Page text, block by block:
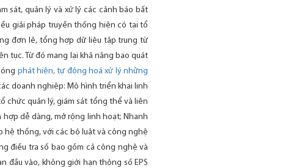
sát, quản lý và xử lý các cảnh báo bất
giải pháp truyền thống hiện có tại tổ
đơn lẻ, tổng hợp dữ liệu tập trung từ
tục. Từ đó mang lại khả năng bao quát
phát hiện, tự động hoá xử lý những
doanh nghiệp: Mô hình triển khai linh
chức quản lý, giám sát tổng thể và liên
dễ dàng, mở rộng linh hoạt; Nhanh
hệ thống, với các bộ luật và công nghệ
điều tra số bao gồm cả công nghệ và
đầu vào, không giới hạn thông số EPS